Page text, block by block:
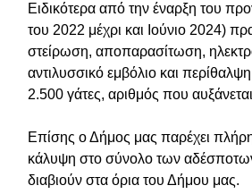
Ειδικότερα από την έναρξη του
του 2022 μέχρι και Ιούνιο 2024)
στείρωση, αποπαρασίτωση,
αντιλυσσικό εμβόλιο και
2.500 γάτες, αριθμός που
Επίσης ο Δήμος μας παρέχει πλήρη
κάλυψη στο σύνολο των
διαβιούν στα όρια του Δήμου μας.